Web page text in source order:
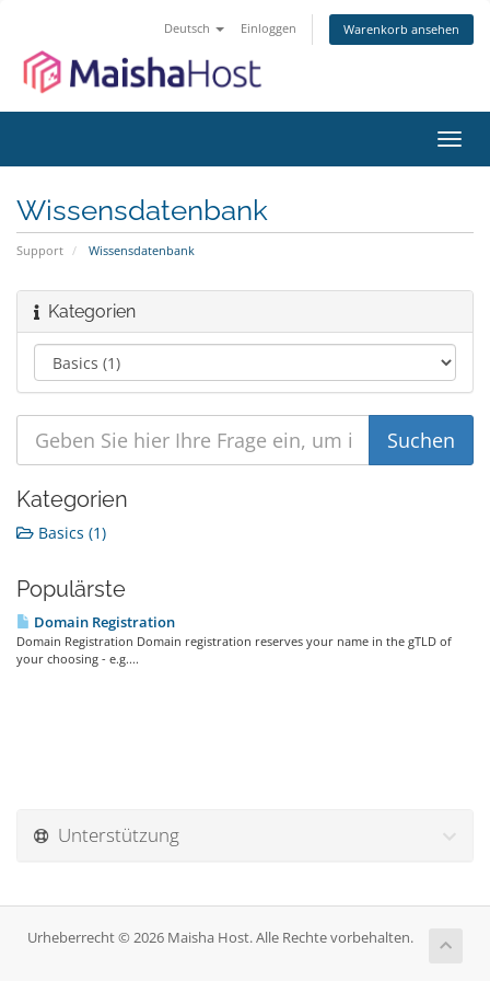
Deutsch Einloggen Warenkorb ansehen
ein-/
Wissensdatenbank
Support Wissensdatenbank
Kategorien
Kategorien
Basics (1)
Populärste
Domain Registration
Domain Registration Domain registration reserves your name in the gTLD of
your choosing - e.g....
Unterstützung
Urheberrecht © 2026 Maisha Host. Alle Rechte vorbehalten.